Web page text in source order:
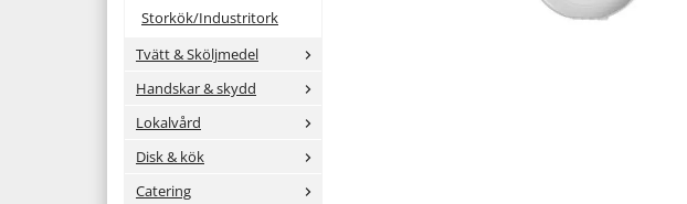
Storkök/Industritork
Tvätt & Sköljmedel
Handskar & skydd
Lokalvård
Disk & kök
Catering